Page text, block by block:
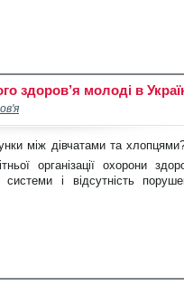
здоров’я молоді в
між дівчатами та
організації охорони
системи і відсутність